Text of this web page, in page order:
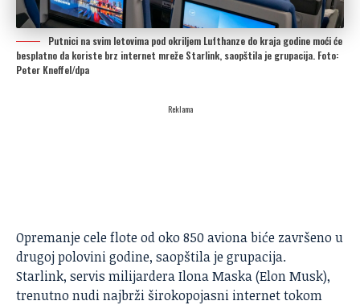
Putnici na svim letovima pod okriljem Lufthanze do kraja godine moći će
besplatno da koriste brz internet mreže Starlink, saopštila je grupacija. Foto:
Peter Kneffel/dpa
Reklama
Opremanje cele flote od oko 850 aviona biće završeno u
drugoj polovini godine, saopštila je grupacija.
Starlink, servis milijardera Ilona Maska (Elon Musk),
trenutno nudi najbrži širokopojasni internet tokom